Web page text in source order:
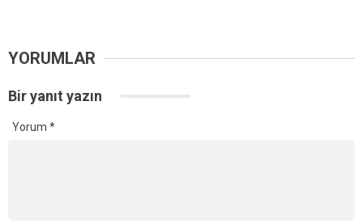
YORUMLAR
Bir yanıt yazın
Yorum *